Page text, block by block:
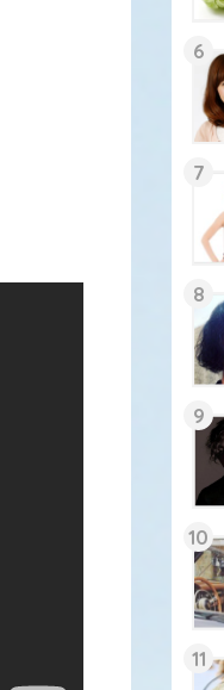
6
7
8
9
10
11